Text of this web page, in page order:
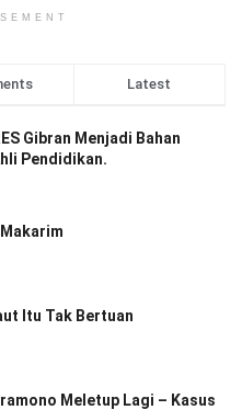
Latest
Gibran Menjadi Bahan
Pendidikan.
Itu Tak Bertuan
Meletup Lagi – Kasus